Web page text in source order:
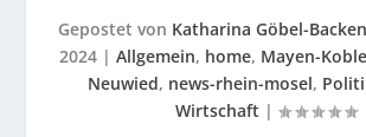
Gepostet von Katharina Göbel-
2024 | Allgemein, home, Mayen-
Neuwied, news-rhein-mosel,
Wirtschaft |